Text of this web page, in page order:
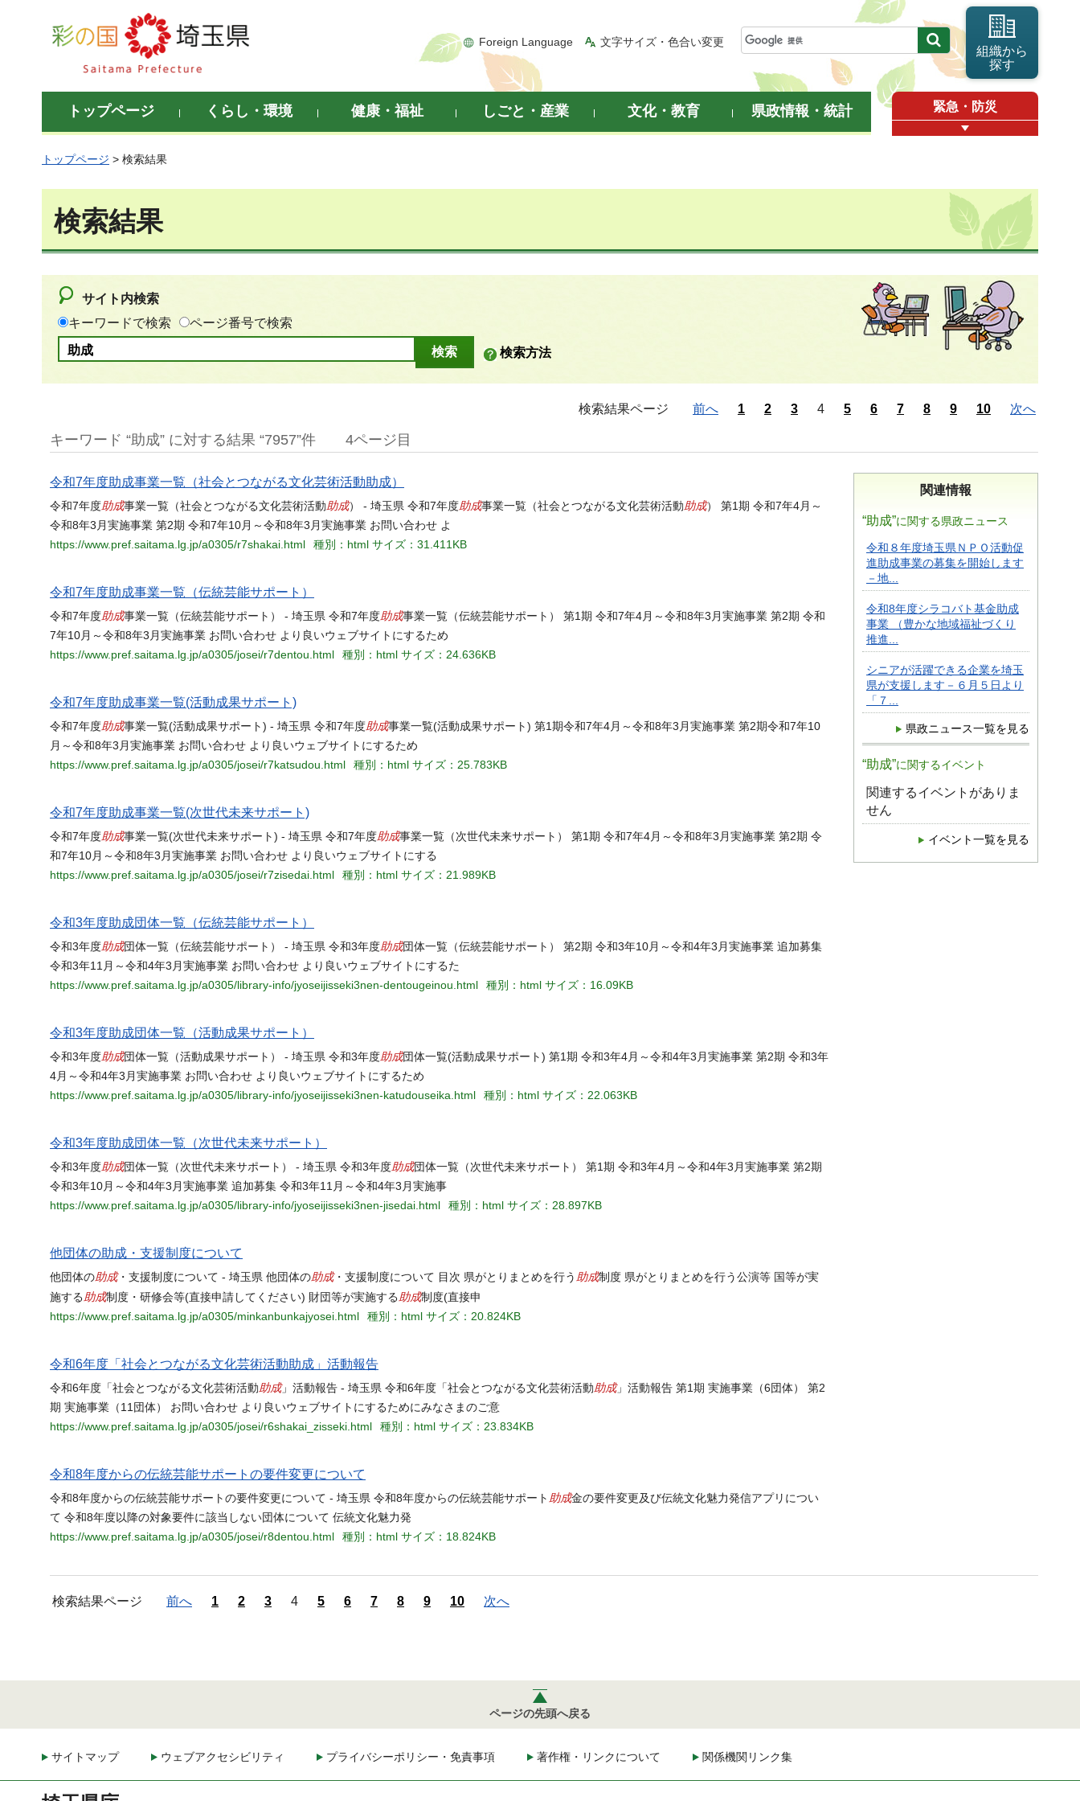
彩の国 埼玉県
Foreign Language 文字サイズ・色合い変更
組織から
探す
トップページ くらし・環境 健康・福祉 しごと・産業 文化・教育 県政情報・統計 緊急・防災
トップページ > 検索結果
検索結果
サイト内検索
キーワードで検索
ページ番号で検索
検索方法
検索結果ページ 前へ 1 2 3 4 5 6 7 8 9 10 次へ
キーワード “助成” に対する結果 “7957”件 4ページ目
関連情報
“助成”に関する県政ニュース
令和８年度埼玉県ＮＰＯ活動促
進助成事業の募集を開始します
－地...
令和8年度シラコバト基金助成
事業 （豊かな地域福祉づくり
推進...
シニアが活躍できる企業を埼玉
県が支援します－６月５日より
「７...
県政ニュース一覧を見る
“助成”に関するイベント
関連するイベントがありま
せん
イベント一覧を見る
令和7年度助成事業一覧（社会とつながる文化芸術活動助成）
令和7年度助成事業一覧（社会とつながる文化芸術活動助成） - 埼玉県 令和7年度助成事業一覧（社会とつながる文化芸術活動助成） 第1期 令和7年4月～
令和8年3月実施事業 第2期 令和7年10月～令和8年3月実施事業 お問い合わせ よ
https://www.pref.saitama.lg.jp/a0305/r7shakai.html
種別：html サイズ：31.411KB
令和7年度助成事業一覧（伝統芸能サポート）
令和7年度助成事業一覧（伝統芸能サポート） - 埼玉県 令和7年度助成事業一覧（伝統芸能サポート） 第1期 令和7年4月～令和8年3月実施事業 第2期 令和
7年10月～令和8年3月実施事業 お問い合わせ より良いウェブサイトにするため
https://www.pref.saitama.lg.jp/a0305/josei/r7dentou.html
種別：html サイズ：24.636KB
令和7年度助成事業一覧(活動成果サポート)
令和7年度助成事業一覧(活動成果サポート) - 埼玉県 令和7年度助成事業一覧(活動成果サポート) 第1期令和7年4月～令和8年3月実施事業 第2期令和7年10
月～令和8年3月実施事業 お問い合わせ より良いウェブサイトにするため
https://www.pref.saitama.lg.jp/a0305/josei/r7katsudou.html
種別：html サイズ：25.783KB
令和7年度助成事業一覧(次世代未来サポート)
令和7年度助成事業一覧(次世代未来サポート) - 埼玉県 令和7年度助成事業一覧（次世代未来サポート） 第1期 令和7年4月～令和8年3月実施事業 第2期 令
和7年10月～令和8年3月実施事業 お問い合わせ より良いウェブサイトにする
https://www.pref.saitama.lg.jp/a0305/josei/r7zisedai.html
種別：html サイズ：21.989KB
令和3年度助成団体一覧（伝統芸能サポート）
令和3年度助成団体一覧（伝統芸能サポート） - 埼玉県 令和3年度助成団体一覧（伝統芸能サポート） 第2期 令和3年10月～令和4年3月実施事業 追加募集
令和3年11月～令和4年3月実施事業 お問い合わせ より良いウェブサイトにするた
https://www.pref.saitama.lg.jp/a0305/library-info/jyoseijisseki3nen-dentougeinou.html
種別：html サイズ：16.09KB
令和3年度助成団体一覧（活動成果サポート）
令和3年度助成団体一覧（活動成果サポート） - 埼玉県 令和3年度助成団体一覧(活動成果サポート) 第1期 令和3年4月～令和4年3月実施事業 第2期 令和3年
4月～令和4年3月実施事業 お問い合わせ より良いウェブサイトにするため
https://www.pref.saitama.lg.jp/a0305/library-info/jyoseijisseki3nen-katudouseika.html
種別：html サイズ：22.063KB
令和3年度助成団体一覧（次世代未来サポート）
令和3年度助成団体一覧（次世代未来サポート） - 埼玉県 令和3年度助成団体一覧（次世代未来サポート） 第1期 令和3年4月～令和4年3月実施事業 第2期
令和3年10月～令和4年3月実施事業 追加募集 令和3年11月～令和4年3月実施事
https://www.pref.saitama.lg.jp/a0305/library-info/jyoseijisseki3nen-jisedai.html
種別：html サイズ：28.897KB
他団体の助成・支援制度について
他団体の助成・支援制度について - 埼玉県 他団体の助成・支援制度について 目次 県がとりまとめを行う 助成制度 県がとりまとめを行う公演等 国等が実
施する 助成制度・研修会等(直接申請してください) 財団等が実施する 助成制度(直接申
https://www.pref.saitama.lg.jp/a0305/minkanbunkajyosei.html
種別：html サイズ：20.824KB
令和6年度「社会とつながる文化芸術活動助成」活動報告
令和6年度「社会とつながる文化芸術活動助成」活動報告 - 埼玉県 令和6年度「社会とつながる文化芸術活動助成」活動報告 第1期 実施事業（6団体） 第2
期 実施事業（11団体） お問い合わせ より良いウェブサイトにするためにみなさまのご意
https://www.pref.saitama.lg.jp/a0305/josei/r6shakai_zisseki.html
種別：html サイズ：23.834KB
令和8年度からの伝統芸能サポートの要件変更について
令和8年度からの伝統芸能サポートの要件変更について - 埼玉県 令和8年度からの伝統芸能サポート 助成金の要件変更及び伝統文化魅力発信アプリについ
て 令和8年度以降の対象要件に該当しない団体について 伝統文化魅力発
https://www.pref.saitama.lg.jp/a0305/josei/r8dentou.html
種別：html サイズ：18.824KB
検索結果ページ 前へ 1 2 3 4 5 6 7 8 9 10 次へ
ページの先頭へ戻る
サイトマップ ウェブアクセシビリティ プライバシーポリシー・免責事項 著作権・リンクについて 関係機関リンク集